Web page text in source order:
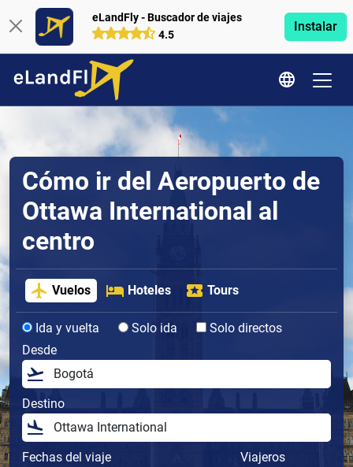
eLandFly - Buscador de viajes
4.5
Instalar
Cómo ir del Aeropuerto de
Ottawa International al
centro
Vuelos Hoteles Tours
Ida y vuelta Solo ida
Solo directos
Desde
Destino
Fechas del viaje Viajeros